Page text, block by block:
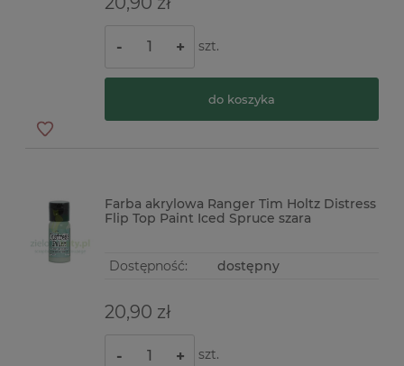
- + szt.
do koszyka
Farba akrylowa Ranger Tim Holtz Distress
Flip Top Paint Iced Spruce szara
Dostępność: dostępny
20,90 zł
- + szt.